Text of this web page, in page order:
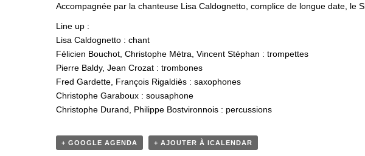
Accompagnée par la chanteuse Lisa Caldognetto, complice de longue date, le
Line up :
Lisa Caldognetto : chant
Félicien Bouchot, Christophe Métra, Vincent Stéphan : trompettes
Pierre Baldy, Jean Crozat : trombones
Fred Gardette, François Rigaldiès : saxophones
Christophe Garaboux : sousaphone
Christophe Durand, Philippe Bostvironnois : percussions
+ GOOGLE AGENDA + AJOUTER À ICALENDAR